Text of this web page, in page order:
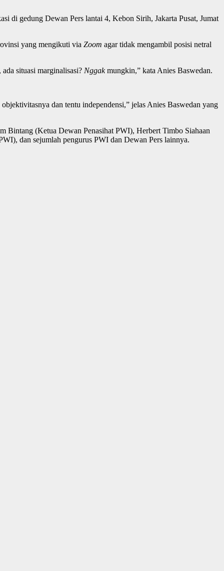
di gedung Dewan Pers lantai 4, Kebon Sirih, Jakarta Pusat, Jumat
yang mengikuti via Zoom agar tidak mengambil posisi netral
situasi marginalisasi? Nggakmungkin,” kata Anies Baswedan.
dan tentu independensi,” jelas Anies Baswedan yang
Bintang (Ketua Dewan Penasihat PWI), Herbert Timbo Siahaan
dan sejumlah pengurus PWI dan Dewan Pers lainnya.